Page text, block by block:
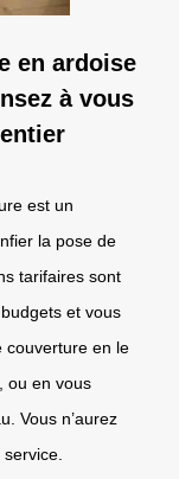
en ardoise
à vous
est un
la pose de
tarifaires sont
et vous
couverture en le
ou en vous
Vous n’aurez